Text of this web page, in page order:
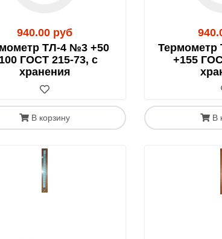
доставки по Москве.
факту сборки заказа
940.00 руб
ТЛ-4 №3 +50
ГОСТ 215-73, с
хранения
В корзину
Термометр
+155
В